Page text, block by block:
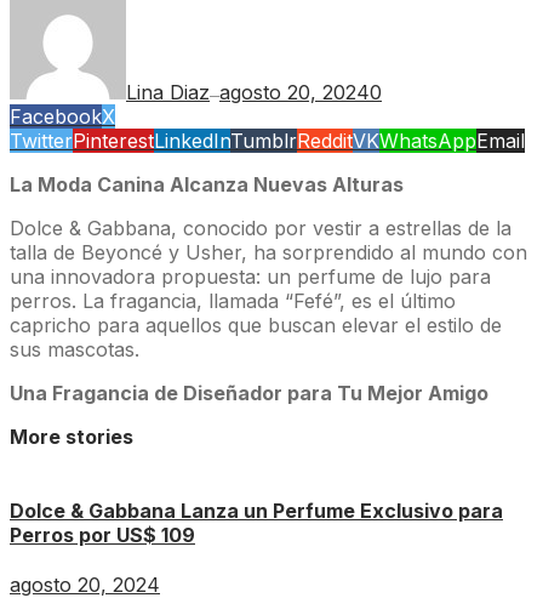
Lina Diaz—agosto 20, 20240
FacebookX
TwitterPinterestLinkedInTumblrRedditVKWhatsAppEmail
La Moda Canina Alcanza Nuevas Alturas
Dolce & Gabbana, conocido por vestir a estrellas de la
talla de Beyoncé y Usher, ha sorprendido al mundo con
una innovadora propuesta: un perfume de lujo para
perros. La fragancia, llamada “Fefé”, es el último
capricho para aquellos que buscan elevar el estilo de
sus mascotas.
Una Fragancia de Diseñador para Tu Mejor Amigo
More stories
Dolce & Gabbana Lanza un Perfume Exclusivo para
Perros por US$ 109
agosto 20, 2024